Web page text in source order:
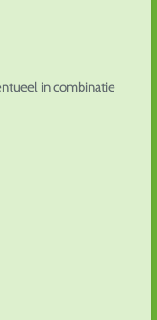
in combinatie